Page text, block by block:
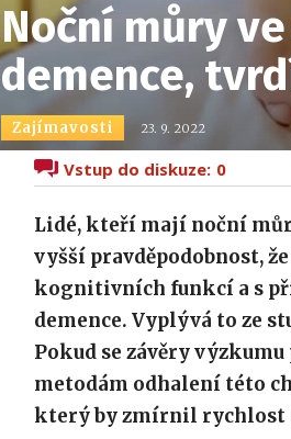
Noční můry
demence,
Zajímavosti 23. 9. 2022
Vstup do diskuze: 0
Lidé, kteří mají noční
vyšší pravděpodobnost,
kognitivních funkcí a s
demence. Vyplývá to ze
Pokud se závěry
metodám odhalení této
který by zmírnil rychlost